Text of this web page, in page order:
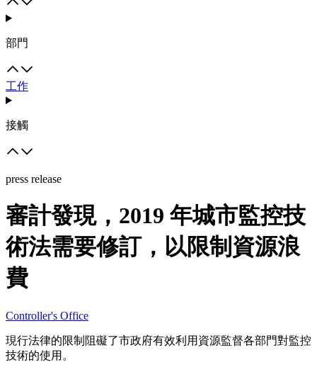
部門
工作
接觸
press release
審計發現，2019 年城市監控技
術法需要修訂，以限制資源浪
費
Controller's Office
現行法律的限制阻礙了市政府有效利用資源監督各部門對監控
技術的使用。